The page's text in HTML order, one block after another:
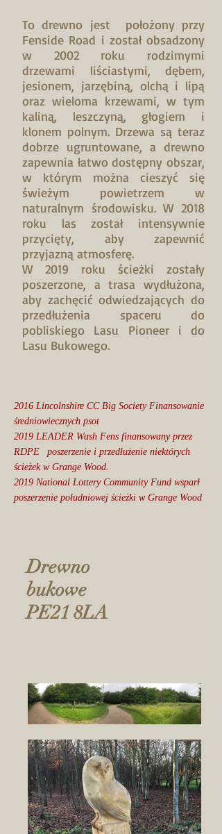
To drewno jest położony przy
Fenside Road i został obsadzony
w 2002 roku rodzimymi
drzewami liściastymi, dębem,
jesionem, jarzębiną, olchą i lipą
oraz wieloma krzewami, w tym
kaliną, leszczyną, głogiem i
klonem polnym. Drzewa są teraz
dobrze ugruntowane, a drewno
zapewnia łatwo dostępny obszar,
w którym można cieszyć się
świeżym powietrzem w
naturalnym środowisku. W 2018
roku las został intensywnie
przycięty, aby zapewnić
przyjazną atmosferę.
W 2019 roku ścieżki zostały
poszerzone, a trasa wydłużona,
aby zachęcić odwiedzających do
przedłużenia spaceru do
pobliskiego Lasu Pioneer i do
Lasu Bukowego.
2016 Lincolnshire CC Big Society Finansowanie
średniowiecznych psot
2019 LEADER Wash Fens finansowany przez
RDPE
poszerzenie i przedłużenie niektórych
ścieżek w Grange Wood.
2019 National Lottery Community Fund wsparł
poszerzenie południowej ścieżki w Grange Wood
Drewno
bukowe
PE21 8LA